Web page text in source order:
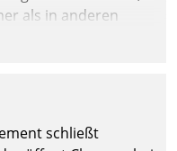
als in anderen
schließt